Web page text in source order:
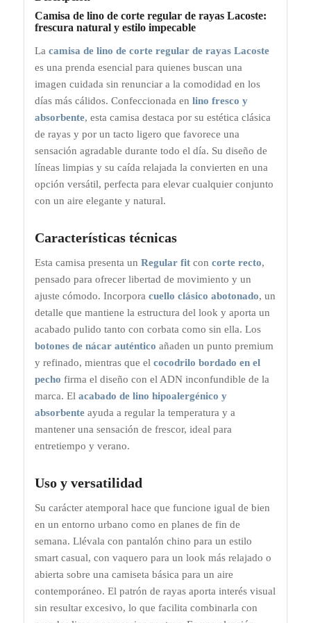
Camisa de lino de corte regular de rayas Lacoste:
frescura natural y estilo impecable
La camisa de lino de corte regular de rayas Lacoste
es una prenda esencial para quienes buscan una
imagen cuidada sin renunciar a la comodidad en los
días más cálidos. Confeccionada en lino fresco y
absorbente, esta camisa destaca por su estética clásica
de rayas y por un tacto ligero que favorece una
sensación agradable durante todo el día. Su diseño de
líneas limpias y su caída relajada la convierten en una
opción versátil, perfecta para elevar cualquier conjunto
con un aire elegante y natural.
Características técnicas
Esta camisa presenta un Regular fitcon corte recto,
pensado para ofrecer libertad de movimiento y un
ajuste cómodo. Incorpora cuello clásico abotonado, un
detalle que mantiene la estructura del look y aporta un
acabado pulido tanto con corbata como sin ella. Los
botones de nácar auténtico añaden un punto premium
y refinado, mientras que el cocodrilo bordado en el
pecho firma el diseño con el ADN inconfundible de la
marca. El acabado de lino hipoalergénico y
absorbenteayuda a regular la temperatura y a
mantener una sensación de frescor, ideal para
entretiempo y verano.
Uso y versatilidad
Su carácter atemporal hace que funcione igual de bien
en un entorno urbano como en planes de fin de
semana. Llévala con pantalón chino para un estilo
smart casual, con vaquero para un look más relajado o
abierta sobre una camiseta básica para un aire
contemporáneo. El patrón de rayas aporta interés visual
sin resultar excesivo, lo que facilita combinarla con